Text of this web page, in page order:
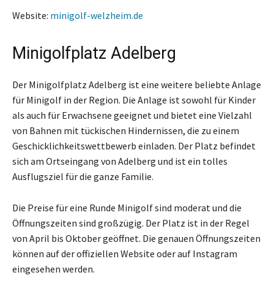
Website: minigolf-welzheim.de
Minigolfplatz Adelberg
Der Minigolfplatz Adelberg ist eine weitere beliebte Anlage
für Minigolf in der Region. Die Anlage ist sowohl für Kinder
als auch für Erwachsene geeignet und bietet eine Vielzahl
von Bahnen mit tückischen Hindernissen, die zu einem
Geschicklichkeitswettbewerb einladen. Der Platz befindet
sich am Ortseingang von Adelberg und ist ein tolles
Ausflugsziel für die ganze Familie.
Die Preise für eine Runde Minigolf sind moderat und die
Öffnungszeiten sind großzügig. Der Platz ist in der Regel
von April bis Oktober geöffnet. Die genauen Öffnungszeiten
können auf der offiziellen Website oder auf Instagram
eingesehen werden.